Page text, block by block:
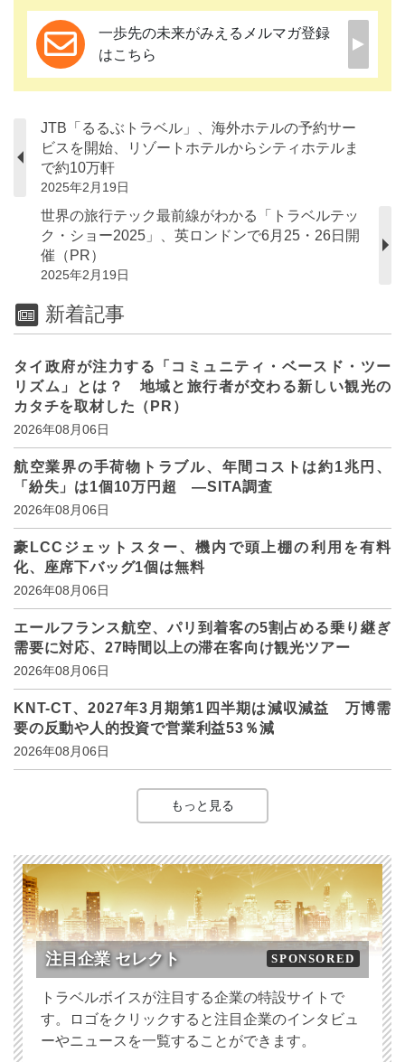
一歩先の未来がみえるメルマガ登録
はこちら
JTB「るるぶトラベル」、海外ホテルの予約サー
ビスを開始、リゾートホテルからシティホテルま
で約10万軒
2025年2月19日
世界の旅行テック最前線がわかる「トラベルテッ
ク・ショー2025」、英ロンドンで6月25・26日開
催（PR）
2025年2月19日
新着記事
タイ政府が注力する「コミュニティ・ベースド・ツー
リズム」とは？ 地域と旅行者が交わる新しい観光の
カタチを取材した（PR）
2026年08月06日
航空業界の手荷物トラブル、年間コストは約1兆円、
「紛失」は1個10万円超 ―SITA調査
2026年08月06日
豪LCCジェットスター、機内で頭上棚の利用を有料
化、座席下バッグ1個は無料
2026年08月06日
エールフランス航空、パリ到着客の5割占める乗り継ぎ
需要に対応、27時間以上の滞在客向け観光ツアー
2026年08月06日
KNT-CT、2027年3月期第1四半期は減収減益 万博需
要の反動や人的投資で営業利益53％減
2026年08月06日
もっと見る
注目企業 セレクト SPONSORED
トラベルボイスが注目する企業の特設サイトで
す。ロゴをクリックすると注目企業のインタビュ
ーやニュースを一覧することができます。